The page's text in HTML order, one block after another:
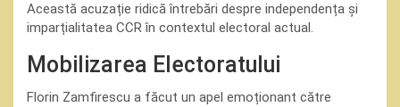
Această acuzație ridică întrebări despre independența și
imparțialitatea CCR în contextul electoral actual.
Mobilizarea Electoratului
Florin Zamfirescu a făcut un apel emoționant către